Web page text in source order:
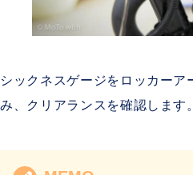
シックネスゲージをロッカーア
み、クリアランスを確認します。